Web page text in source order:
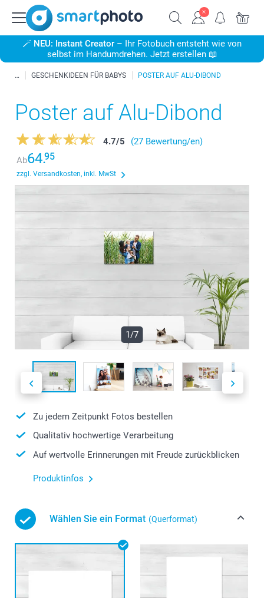
🪄 NEU: Instant Creator – Ihr Fotobuch entsteht wie von
selbst im Handumdrehen. Jetzt erstellen 📖
GESCHENKIDEEN FÜR BABYS POSTER AUF ALU-DIBOND
Poster auf Alu-Dibond
4.7/5
(27 Bewertung/en)
Ab64.95
zzgl. Versandkosten, inkl. MwSt
1/7
Zu jedem Zeitpunkt Fotos bestellen
Qualitativ hochwertige Verarbeitung
Auf wertvolle Erinnerungen mit Freude zurückblicken
Produktinfos
Wählen Sie ein Format (Querformat)